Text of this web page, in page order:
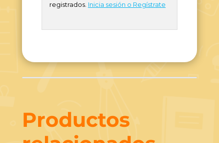
registrados. Inicia sesión o Regístrate
Productos